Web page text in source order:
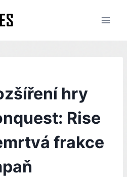
hry
Rise
frakce